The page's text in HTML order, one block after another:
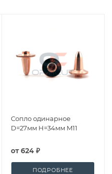
Сопло одинарное
D=27мм H=34мм M11
от624 ₽
ПОДРОБНЕЕ